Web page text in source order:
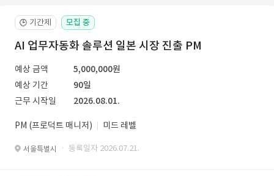
🕒 기간제 모집 중
AI 업무자동화 솔루션 일본 시장 진출 PM
예상 금액
5,000,000원
예상 기간
90일
근무 시작일
2026.08.01.
PM (프로덕트 매니저) 미드 레벨
서울특별시 · 등록일자 2026.07.21.